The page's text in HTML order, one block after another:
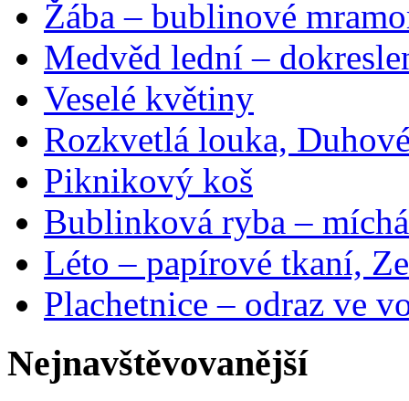
Žába – bublinové
Medvěd lední –
Veselé květiny
Rozkvetlá louka,
Piknikový koš
Bublinková ryba –
Léto – papírové tkaní,
Plachetnice – odraz ve
Nejnavštěvovanější